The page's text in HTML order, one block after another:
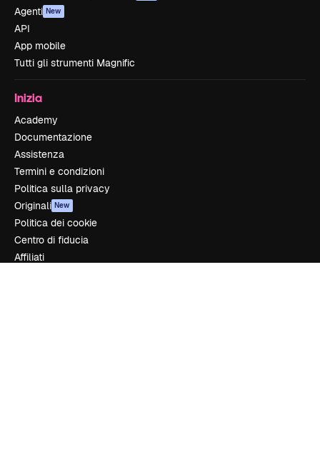
Agenti New
API
App mobile
Tutti gli strumenti Magnific
Inizia
Academy
Documentazione
Assistenza
Termini e condizioni
Politica sulla privacy
Originali New
Politica dei cookie
Centro di fiducia
Affiliati